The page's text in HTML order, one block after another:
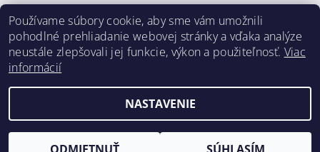
2026 ©e-ziaja.sk, všetky práva vyhradenéUpraviť nastavenie cookies
Používame súbory cookie, aby sme vám umožnili
pohodlné prehliadanie webovej stránky a vďaka analýze
neustále zlepšovali jej funkcie, výkon a použiteľnosť. Viac
informácií
NASTAVENIE